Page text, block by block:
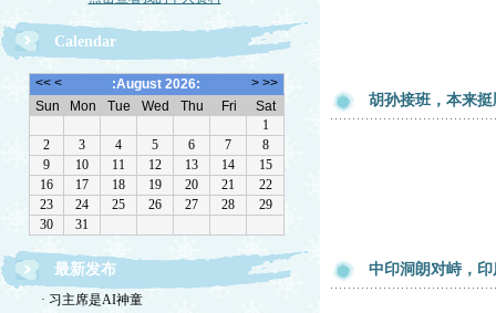
Calendar
最新发布
· 习主席是AI神童
胡孙接班，本来
中印洞朗对峙，